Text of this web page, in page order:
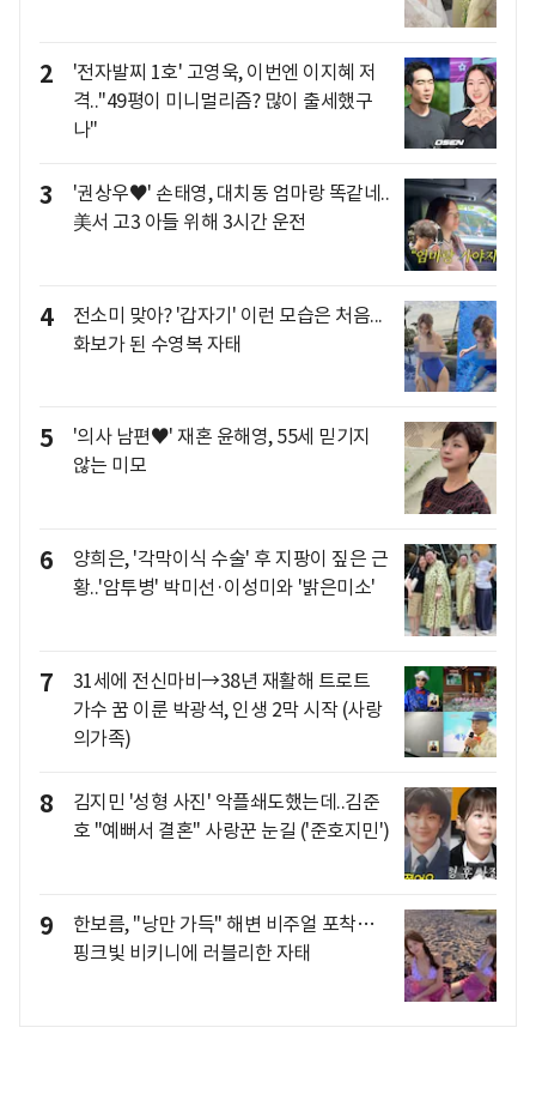
2
'전자발찌 1호' 고영욱, 이번엔 이지혜 저
격.."49평이 미니멀리즘? 많이 출세했구
나"
3
'권상우♥' 손태영, 대치동 엄마랑 똑같네..
美서 고3 아들 위해 3시간 운전
4
전소미 맞아? '갑자기' 이런 모습은 처음...
화보가 된 수영복 자태
5
'의사 남편♥' 재혼 윤해영, 55세 믿기지
않는 미모
6
양희은, '각막이식 수술' 후 지팡이 짚은 근
황..'암투병' 박미선·이성미와 '밝은미소'
7
31세에 전신마비→38년 재활해 트로트
가수 꿈 이룬 박광석, 인생 2막 시작 (사랑
의가족)
8
김지민 '성형 사진' 악플쇄도했는데..김준
호 "예뻐서 결혼" 사랑꾼 눈길 ('준호지민')
9
한보름, "낭만 가득" 해변 비주얼 포착…
핑크빛 비키니에 러블리한 자태